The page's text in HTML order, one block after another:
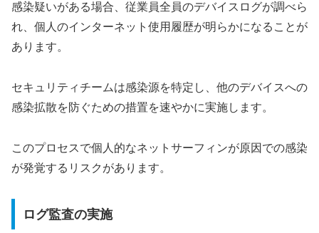
感染疑いがある場合、従業員全員のデバイスログが調べら
れ、個人のインターネット使用履歴が明らかになることが
あります。
セキュリティチームは感染源を特定し、他のデバイスへの
感染拡散を防ぐための措置を速やかに実施します。
このプロセスで個人的なネットサーフィンが原因での感染
が発覚するリスクがあります。
ログ監査の実施